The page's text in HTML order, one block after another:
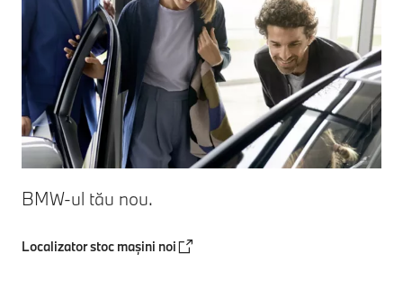
BMW-ul tău nou.
Localizator stoc mașini noi